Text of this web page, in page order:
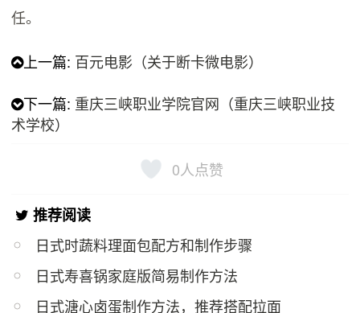
任。
上一篇: 百元电影（关于断卡微电影）
下一篇: 重庆三峡职业学院官网（重庆三峡职业技
术学校）
0人点赞
推荐阅读
日式时蔬料理面包配方和制作步骤
日式寿喜锅家庭版简易制作方法
日式溏心卤蛋制作方法，推荐搭配拉面